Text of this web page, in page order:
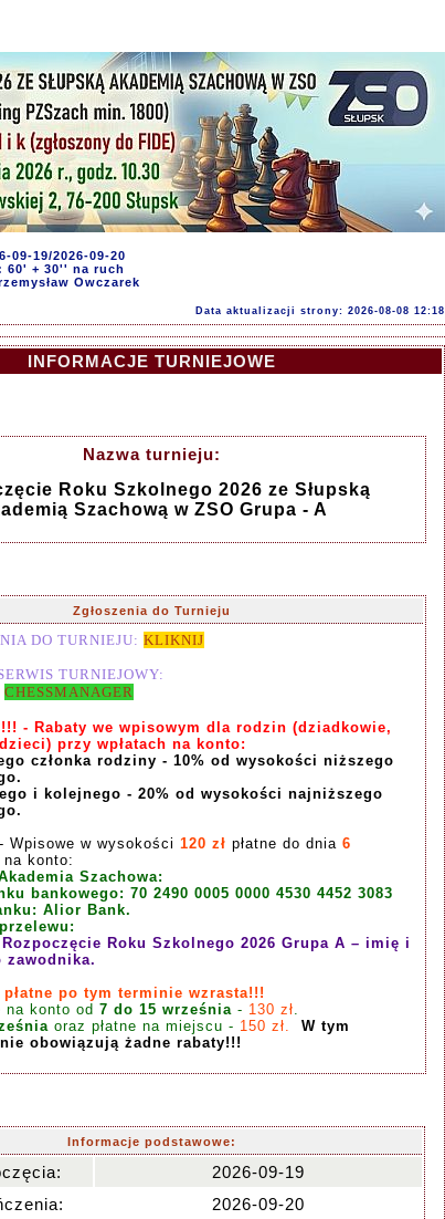
09-19/2026-09-20
60' + 30'' na ruch
Owczarek
Data aktualizacji strony: 2026-08-08 12:18
INFORMACJE TURNIEJOWE
Nazwa turnieju:
Roku Szkolnego 2026 ze Słupską
Szachową w ZSO Grupa - A
Zgłoszenia do Turnieju
DO TURNIEJU: KLIKNIJ
TURNIEJOWY:
CHESSMANAGER
- Rabaty we wpisowym dla rodzin (dziadkowie,
przy wpłatach na konto:
członka rodziny - 10% od wysokości niższego
i kolejnego - 20% od wysokości najniższego
- Wpisowe w wysokości 120 zł płatne do dnia 6
na konto:
Szachowa:
bankowego: 70 2490 0005 0000 4530 4452 3083
Alior Bank.
Roku Szkolnego 2026 Grupa A – imię i
zawodnika.
płatne po tym terminie wzrasta!!!
na konto od 7 do 15 września - 130 zł.
oraz płatne na miejscu - 150 zł. W tym
obowiązują żadne rabaty!!!
Informacje podstawowe:
2026-09-19
2026-09-20